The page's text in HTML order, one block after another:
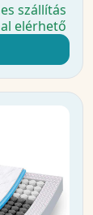
szállítás
elérhető